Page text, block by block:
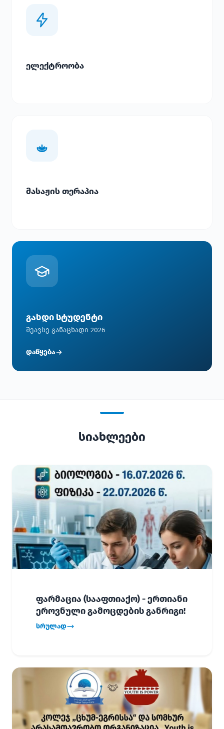
ელექტროობა
მასაჟის თერაპია
გახდი სტუდენტი
შეავსე განაცხადი 2026
დაწყება
სიახლეები
ფარმაცია (სააფთიაქო) - ერთიანი
ეროვნული გამოცდების განრიგი!
სრულად